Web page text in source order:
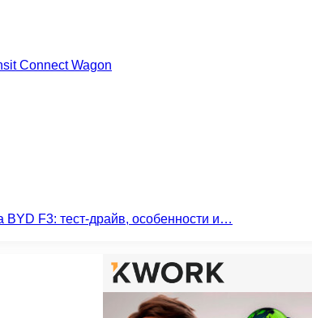
Connect Wagon
F3: тест-драйв, особенности и…